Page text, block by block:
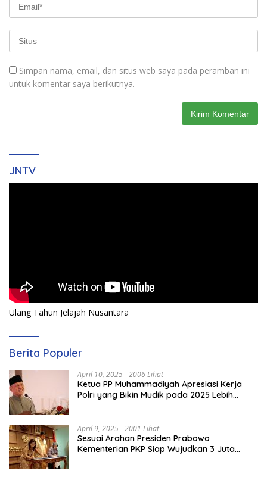
Simpan nama, email, dan situs web saya pada peramban ini
untuk komentar saya berikutnya.
JNTV
Ulang Tahun Jelajah Nusantara
Berita Populer
April 10, 2025 2006 Lihat
Ketua PP Muhammadiyah Apresiasi Kerja
Polri yang Bikin Mudik pada 2025 Lebih
April 9, 2025 2001 Lihat
Sesuai Arahan Presiden Prabowo
Kementerian PKP Siap Wujudkan 3 Juta